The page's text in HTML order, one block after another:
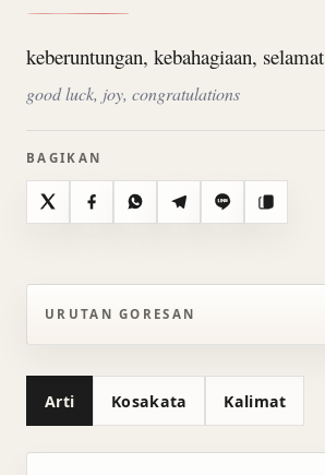
keberuntungan, kebahagiaan, selamat
good luck, joy, congratulations
BAGIKAN
X FacebookWhatsAppTelegramLine Salin
URUTAN GORESAN
Arti Kosakata Kalimat